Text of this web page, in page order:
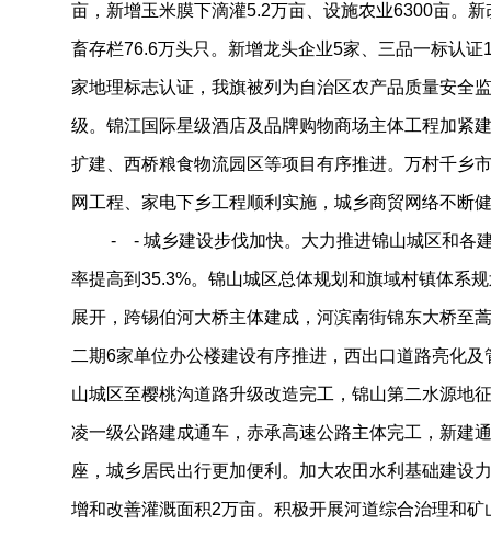
亩，新增玉米膜下滴灌5.2万亩、设施农业6300亩。
畜存栏76.6万头只。新增龙头企业5家、三品一标认
家地理标志认证，我旗被列为自治区农产品质量安全
级。锦江国际星级酒店及品牌购物商场主体工程加紧
扩建、西桥粮食物流园区等项目有序推进。万村千乡
网工程、家电下乡工程顺利实施，城乡商贸网络不断
- - 城乡建设步伐加快。大力推进锦山城区和各建
率提高到35.3%。锦山城区总体规划和旗域村镇体系
展开，跨锡伯河大桥主体建成，河滨南街锦东大桥至
二期6家单位办公楼建设有序推进，西出口道路亮化
山城区至樱桃沟道路升级改造完工，锦山第二水源地
凌一级公路建成通车，赤承高速公路主体完工，新建
座，城乡居民出行更加便利。加大农田水利基础建设
增和改善灌溉面积2万亩。积极开展河道综合治理和